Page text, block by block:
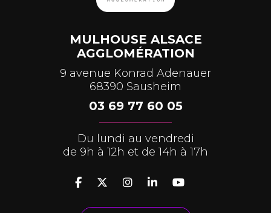
MULHOUSE ALSACE
AGGLOMÉRATION
9 avenue Konrad Adenauer
68390 Sausheim
03 69 77 60 05
Du lundi au vendredi
de 9h à 12h et de 14h à 17h